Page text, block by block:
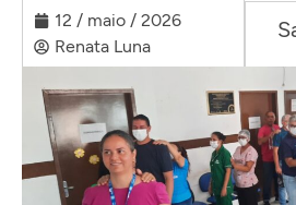
12 / maio / 2026
Renata Luna